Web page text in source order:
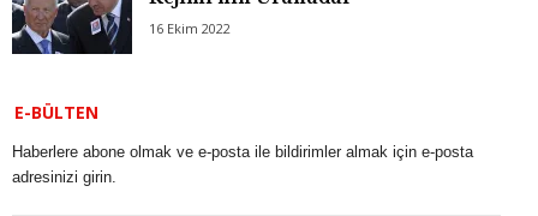
16 Ekim 2022
E-BÜLTEN
Haberlere abone olmak ve e-posta ile bildirimler almak için e-posta
adresinizi girin.